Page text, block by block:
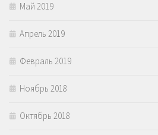
Май 2019
Апрель 2019
Февраль 2019
Ноябрь 2018
Октябрь 2018